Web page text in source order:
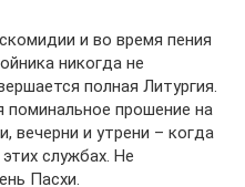
и во время пения
никогда не
полная Литургия.
поминальное прошение на
вечерни и утрени – когда
службах. Не
Пасхи.